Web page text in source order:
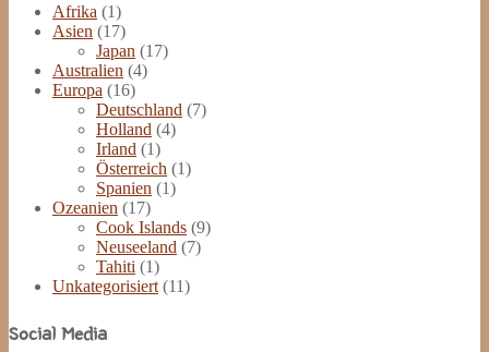
Afrika (1)
Asien (17)
Japan (17)
Australien (4)
Europa (16)
Deutschland (7)
Holland (4)
Irland (1)
Österreich (1)
Spanien (1)
Ozeanien (17)
Cook Islands (9)
Neuseeland (7)
Tahiti (1)
Unkategorisiert (11)
Social Media